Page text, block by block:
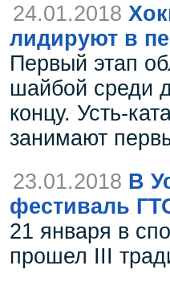
24.01.2018
лидируют в
Первый этап
шайбой среди
концу. Усть-
занимают
23.01.2018 В
фестиваль
21 января в
прошел III